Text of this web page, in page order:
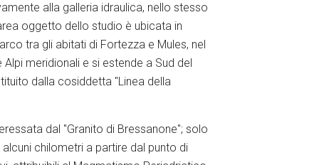
alla galleria idraulica, nello stesso
oggetto dello studio è ubicata in
tra gli abitati di Fortezza e Mules, nel
meridionali e si estende a Sud del
dalla cosiddetta "Linea della
dal "Granito di Bressanone"; solo
chilometri a partire dal punto di